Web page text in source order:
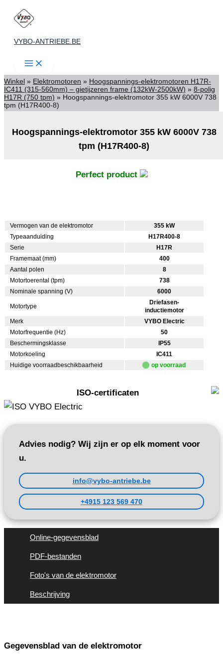
Spring
naar
VYBO-ANTRIEBE.BE
Winkel » Elektromotoren » Hoogspannings-elektromotoren H17R-
IC411 (315-560mm) – gietijzeren frame (132kW-2500kW) » 8-polig
H17R (750 tpm) » Hoogspannings-elektromotor 355 kW 6000V 738
tpm (H17R400-8)
Hoogspannings-elektromotor 355 kW 6000V 738
tpm (H17R400-8)
Perfect product
Vermogen van de elektromotor
355 kW
Typeaanduiding
H17R400-8
Serie
H17R
Framemaat (mm)
400
Aantal polen
8
Motortoerental (tpm)
738
Nominale spanning (V)
6000
Motortype
Driefasen-
inductiemotor
Merk
VYBO Electric
Motorfrequentie (Hz)
50
Beschermingsklasse
IP55
Motorkoeling
IC411
Huidige voorraadbeschikbaarheid
op voorraad
ISO-certificaten
Advies nodig? Wij zijn er op elk moment voor
u.
info@vybo-antriebe.be
+4915 123 569 470
Online-gegevensblad
PDF-bestanden
Foto's van de elektromotor
Beschrijving
Gegevensblad van de elektromotor